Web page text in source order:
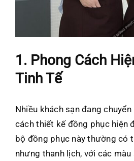
1. Phong Cách
Tinh Tế
Nhiều khách sạn đang
cách thiết kế đồng phục hiện
bộ đồng phục này thường có
nhưng thanh lịch, với các